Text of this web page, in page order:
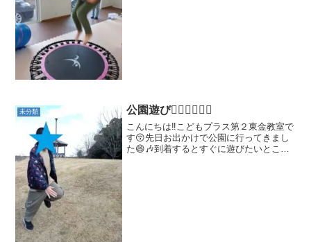
未分類 公園遊び🏃🏻‍♀️🏃🏻‍♂️
こんにちは‼こどもプラス第２東金教室で
す😚先日お出かけで公園に行ってきまし
た😄🎶到着するとすぐに遊びたいところ